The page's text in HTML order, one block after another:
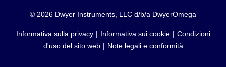
© 2026 Dwyer Instruments, LLC d/b/a DwyerOmega
Informativa sulla privacy Informativa sui cookie
Condizioni
d'uso del sito web
Note legali e conformità